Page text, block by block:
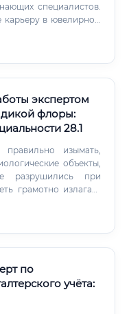
специалистов.
карьеру в ювелирном
опыт работы с
экспертом
дикой флоры:
28.1
изымать,
объекты,
при
грамотно излагать
по
учёта: